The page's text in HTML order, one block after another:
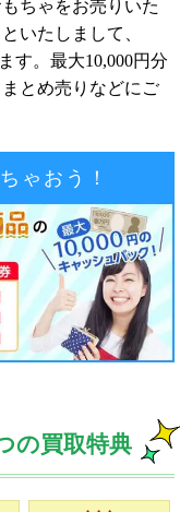
ちゃをお売りいた
いたしまして、
す。最大10,000円分
とめ売りなどにご
ゃおう！
の買取特典